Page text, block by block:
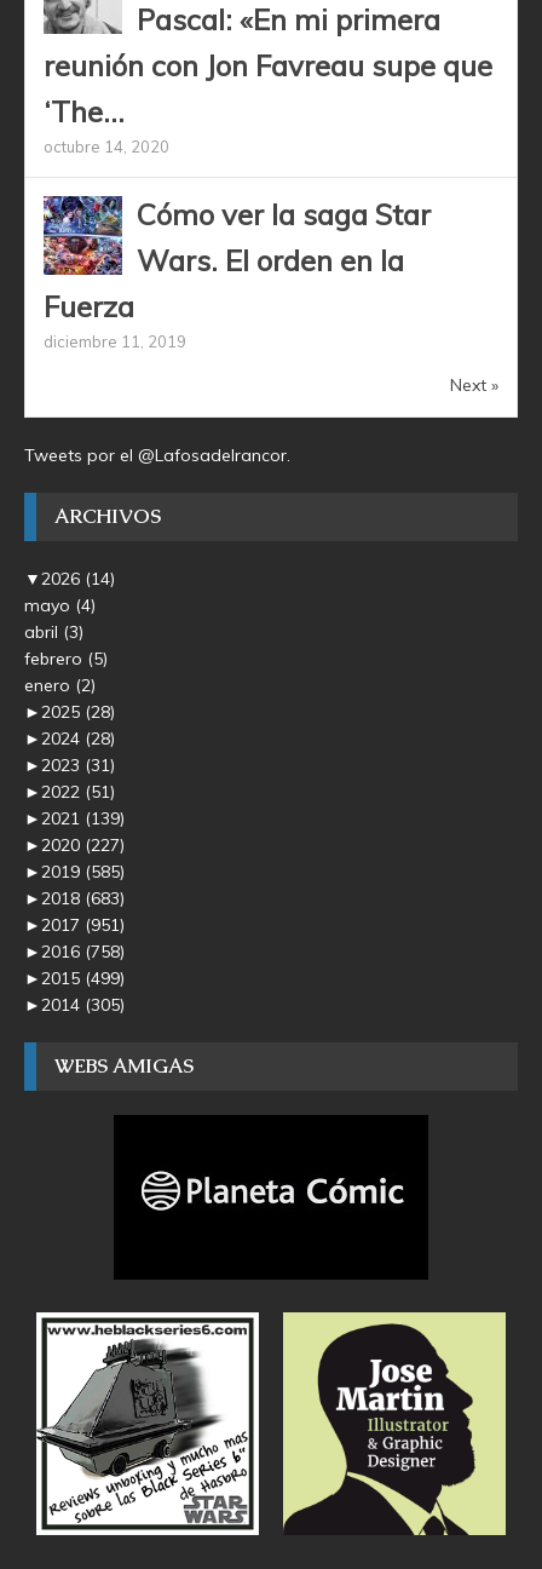
Pascal: «En mi primera
reunión con Jon Favreau supe que
‘The...
octubre 14, 2020
Cómo ver la saga Star
Wars. El orden en la
Fuerza
diciembre 11, 2019
Next »
Tweets por el @Lafosadelrancor.
ARCHIVOS
▼2026 (14)
mayo (4)
abril (3)
febrero (5)
enero (2)
►2025 (28)
►2024 (28)
►2023 (31)
►2022 (51)
►2021 (139)
►2020 (227)
►2019 (585)
►2018 (683)
►2017 (951)
►2016 (758)
►2015 (499)
►2014 (305)
WEBS AMIGAS